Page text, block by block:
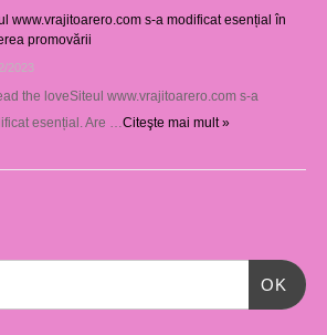
www.vrajitoarero.com s-a modificat esențial în
promovării
2023
the loveSiteul www.vrajitoarero.com s-a
esențial. Are … Citeşte mai mult »
OK